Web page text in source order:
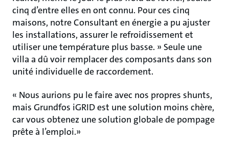
cinq d’entre elles en ont connu. Pour ces cinq
maisons, notre Consultant en énergie a pu ajuster
les installations, assurer le refroidissement et
utiliser une température plus basse. » Seule une
villa a dû voir remplacer des composants dans son
unité individuelle de raccordement.
« Nous aurions pu le faire avec nos propres shunts,
mais Grundfos iGRID est une solution moins chère,
car vous obtenez une solution globale de pompage
prête à l’emploi.»